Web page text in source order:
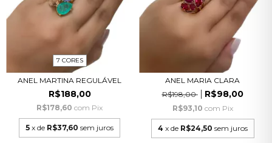
7 CORES
ANEL MARTINA REGULÁVEL
R$188,00
R$178,60 com Pix
5 x de R$37,60 sem juros
ANEL MARIA CLARA
R$198,00
R$98,00
R$93,10 com Pix
4 x de R$24,50 sem juros